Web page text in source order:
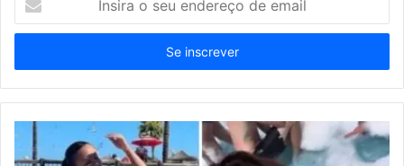
seu
de
email